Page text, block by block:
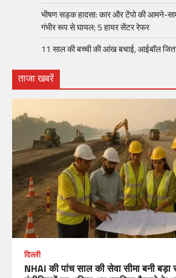
भीषण सड़क हादसा: कार और टेंपो की आमने-
गंभीर रूप से घायल; 5 हायर सेंटर रेफर​
11 साल की बच्ची की आंख बचाई, आईबॉल
ताजा खबरें
दिल्ली
NHAI की पांच साल की सेवा सीमा बनी